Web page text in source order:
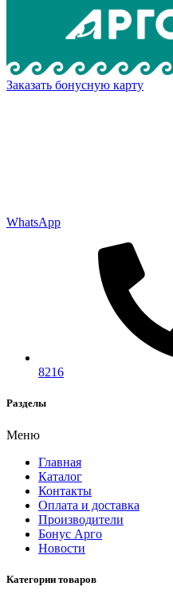
Заказать бонусную карту
WhatsApp
8216
Разделы
Меню
Главная
Каталог
Контакты
Оплата и доставка
Производители
Бонус Арго
Новости
Категории товаров